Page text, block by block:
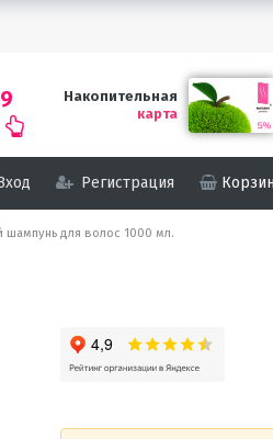
Накопительная
карта
Регистрация
шампунь для волос 1000 мл.